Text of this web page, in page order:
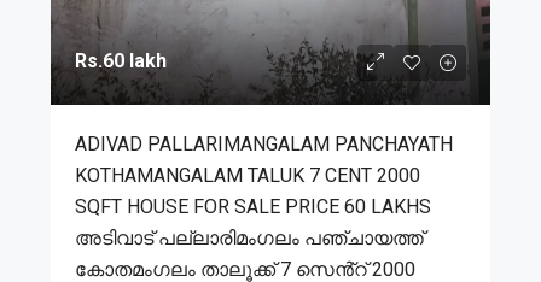
Rs.60 lakh
ADIVAD PALLARIMANGALAM PANCHAYATH
KOTHAMANGALAM TALUK 7 CENT 2000
SQFT HOUSE FOR SALE PRICE 60 LAKHS
അടിവാട് പല്ലാരിമംഗലം പഞ്ചായത്ത്
കോതമംഗലം താലൂക്ക് 7 സെൻ്റ് 2000